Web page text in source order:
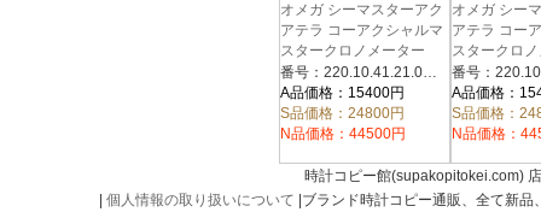
オメガ シーマスターアク
アテラ コーアクシャルマ
スタークロノメーター
220.10.41.21.01.002 番号：220.10.41.21.01.002
A品価格：15400円
S品価格：24800円
N品価格：44500円
オメガ シー
アテラ コー
スタークロ
A品価格：
S品価格：
N品価格：
時計コピー館(supakopitokei.com)
個人情報の取り扱いについて |ブランド時計コピー通販、全て新